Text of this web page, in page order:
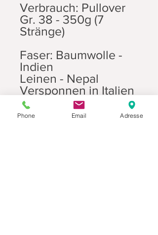
Verbrauch: Pullover
Gr. 38 - 350g (7
Stränge)
Faser: Baumwolle -
Indien
Leinen - Nepal
Versponnen in Italien
Gefärbt in Italien
Phone Email Adresse